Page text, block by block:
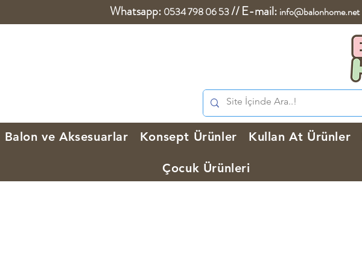
Whatsapp: 0534 798 06 53//E-mail: info@balonhome.net
Balon ve Aksesuarlar Konsept Ürünler Kullan At Ürünler
Çocuk Ürünleri